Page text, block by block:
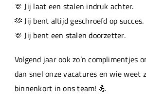
🫶 Jij laat een stalen indruk achter.
🫶 Jij bent altijd geschroefd op succes.
🫶 Jij bent een stalen doorzetter.
Volgend jaar ook zo’n complimentjes
dan snel onze vacatures en wie weet
binnenkort in ons team! 💪